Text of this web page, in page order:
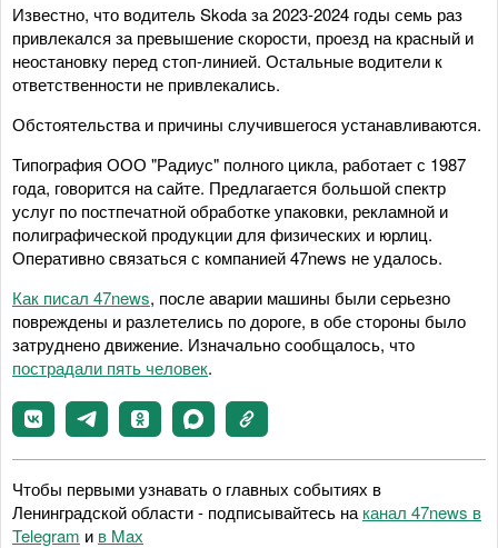
Известно, что водитель Skoda за 2023-2024 годы семь раз
привлекался за превышение скорости, проезд на красный и
неостановку перед стоп-линией. Остальные водители к
ответственности не привлекались.
Обстоятельства и причины случившегося устанавливаются.
Типография ООО "Радиус" полного цикла, работает с 1987
года, говорится на сайте. Предлагается большой спектр
услуг по постпечатной обработке упаковки, рекламной и
полиграфической продукции для физических и юрлиц.
Оперативно связаться с компанией 47news не удалось.
Как писал 47news, после аварии машины были серьезно
повреждены и разлетелись по дороге, в обе стороны было
затруднено движение. Изначально сообщалось, что
пострадали пять человек.
Чтобы первыми узнавать о главных событиях в
Ленинградской области - подписывайтесь на канал 47news в
Telegram и в Maх